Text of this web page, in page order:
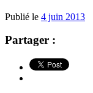
Publié le 4 juin 2013
Partager :